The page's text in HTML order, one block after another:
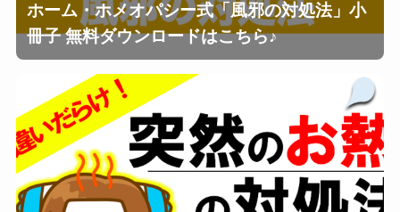
ホーム・ホメオパシー式「風邪の対処法」小
冊子 無料ダウンロードはこちら♪